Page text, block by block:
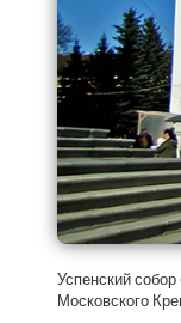
Успенский
Московского